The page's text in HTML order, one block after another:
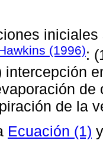
(1996):
intercepción
de la
Ecuación (1)